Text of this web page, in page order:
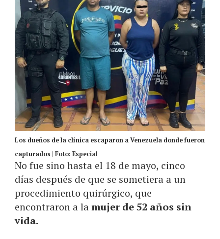
Los dueños de la clínica escaparon a Venezuela donde fueron
capturados | Foto: Especial
No fue sino hasta el 18 de mayo, cinco
días después de que se sometiera a un
procedimiento quirúrgico, que
encontraron a lamujer de 52 años sin
vida.